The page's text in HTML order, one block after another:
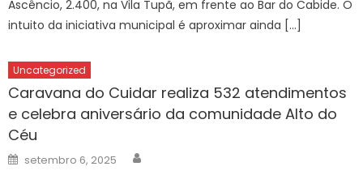
Ascêncio, 2.400, na Vila Tupã, em frente ao Bar do Cabide. O
intuito da iniciativa municipal é aproximar ainda […]
Uncategorized
Caravana do Cuidar realiza 532 atendimentos
e celebra aniversário da comunidade Alto do
Céu
Posted
on
setembro 6, 2025